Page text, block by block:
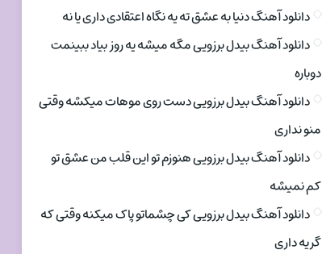
دانلود آهنگ دنیا به عشق ته یه نگاه اعتقادی داری یا نه
دانلود آهنگ بیدل برزویی مگه میشه یه روز بیاد ببینمت
دوباره
دانلود آهنگ بیدل برزویی دست روی موهات میکشه وقتی
منو نداری
دانلود آهنگ بیدل برزویی هنوزم تو این قلب من عشق تو
کم نمیشه
دانلود آهنگ بیدل برزویی کی چشماتو پاک میکنه وقتی که
گریه داری